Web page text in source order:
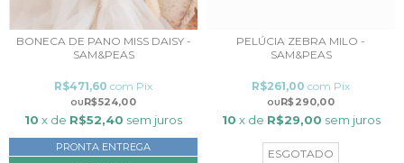
BONECA DE PANO MISS DAISY -
SAM&PEAS
R$524,00
R$471,60 com Pix
10 x de R$52,40 sem juros
PRONTA ENTREGA
PELÚCIA ZEBRA MILO -
SAM&PEAS
R$290,00
R$261,00 com Pix
10 x de R$29,00 sem juros
ESGOTADO